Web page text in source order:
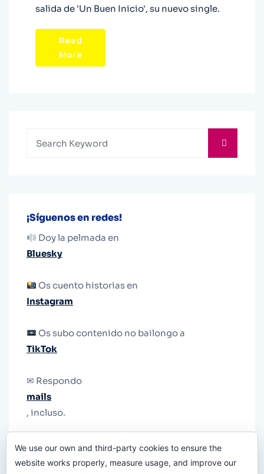
salida de 'Un Buen Inicio', su nuevo single.
Read
More
¡Síguenos en redes!
Doy la pelmada en
Bluesky
Os cuento historias en
Instagram
Os subo contenido no bailongo a
TikTok
✉ Respondo
mails
, incluso.
le quiten el teléfono.
We use our own and third-party cookies to ensure the
website works properly, measure usage, and improve our